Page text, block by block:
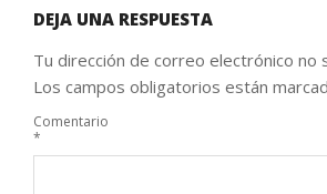
DEJA UNA RESPUESTA
Tu dirección de correo electrónico no
Los campos obligatorios están
Comentario
*